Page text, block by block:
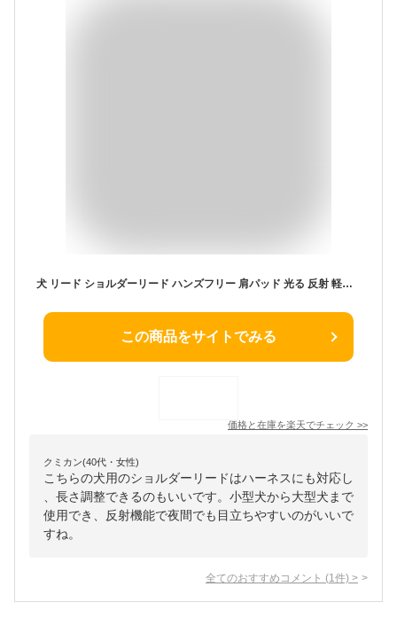
犬 リード ショルダーリード ハンズフリー 肩パッド 光る 反射 軽量 迷子防止 逸走防止 首輪 ハーネス対応 サブハンドル 長さ調整 小型犬 中型犬 大型犬 すず工房 SUZUKOUBOU反射ショルダーリードセット【シングル/ダブル/セット単品】
この商品をサイトでみる
価格と在庫を楽天でチェック >>
クミカン(40代・女性)
こちらの犬用のショルダーリードはハーネスにも対応し
、長さ調整できるのもいいです。小型犬から大型犬まで
使用でき、反射機能で夜間でも目立ちやすいのがいいで
すね。
全てのおすすめコメント (1 件) >